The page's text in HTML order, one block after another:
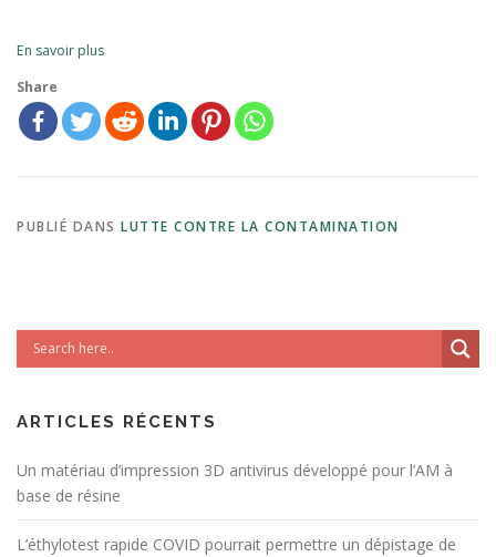
En savoir plus
Share
PUBLIÉ DANS LUTTE CONTRE LA CONTAMINATION
ARTICLES RÉCENTS
Un matériau d’impression 3D antivirus développé pour l’AM à
base de résine
L’éthylotest rapide COVID pourrait permettre un dépistage de